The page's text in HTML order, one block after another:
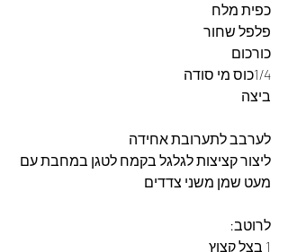
כפית מלח
פלפל שחור
כורכום
1/4כוס מי סודה
ביצה
לערבב לתערובת אחידה
ליצור קציצות לגלגל בקמח לטגן במחבת עם
מעט שמן משני צדדים
לרוטב:
1 בצל קצוץ